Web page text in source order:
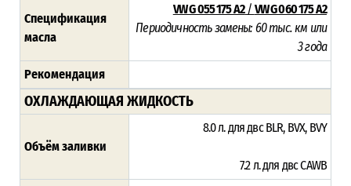
Спецификация
масла
VW G 055 175 A2/ VW G 060 175 A2
Периодичность замены: 60 тыс. км или
3 года
Рекомендация
ОХЛАЖДАЮЩАЯ ЖИДКОСТЬ
Объём заливки
8.0 л. для двс BLR, BVX, BVY
7.2 л. для двс CAWB